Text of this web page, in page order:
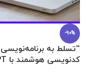
-90%
“تسلط به
کدنویسی هوشمند با ChatGPT”